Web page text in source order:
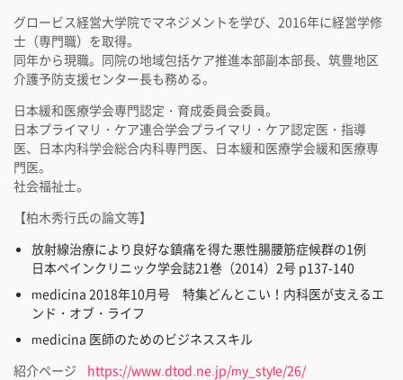
グロービス経営大学院でマネジメントを学び、2016年に経営学修
士（専門職）を取得。
同年から現職。同院の地域包括ケア推進本部副本部長、筑豊地区
介護予防支援センター長も務める。
日本緩和医療学会専門認定・育成委員会委員。
日本プライマリ・ケア連合学会プライマリ・ケア認定医・指導
医、日本内科学会総合内科専門医、日本緩和医療学会緩和医療専
門医。
社会福祉士。
【柏木秀行氏の論文等】
放射線治療により良好な鎮痛を得た悪性腸腰筋症候群の1例
日本ペインクリニック学会誌21巻（2014）2号 p137-140
medicina 2018年10月号 特集どんとこい！内科医が支えるエ
ンド・オブ・ライフ
medicina 医師のためのビジネススキル
紹介ページ https://www.dtod.ne.jp/my_style/26/